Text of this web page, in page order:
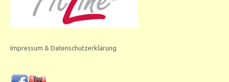
Impressum & Datenschutzerklärung